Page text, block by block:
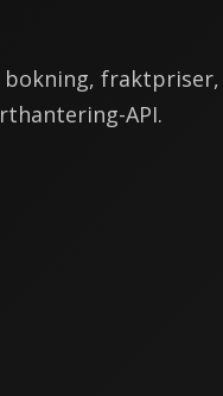
fraktpriser,
API.